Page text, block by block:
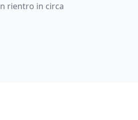
rientro in circa